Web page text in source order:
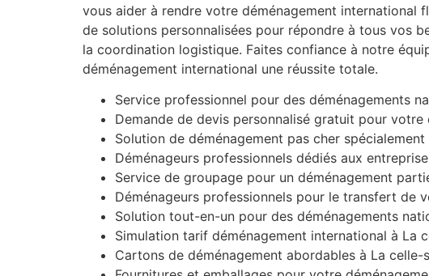
vous aider à rendre votre déménagement international
de solutions personnalisées pour répondre à tous vos
la coordination logistique. Faites confiance à notre
déménagement international une réussite totale.
Service professionnel pour des déménagements
Demande de devis personnalisé gratuit pour
Solution de déménagement pas cher
Déménageurs professionnels dédiés aux
Service de groupage pour un déménagement
Déménageurs professionnels pour le transfert de
Solution tout-en-un pour des déménagements
Simulation tarif déménagement international à La
Cartons de déménagement abordables à La celle-